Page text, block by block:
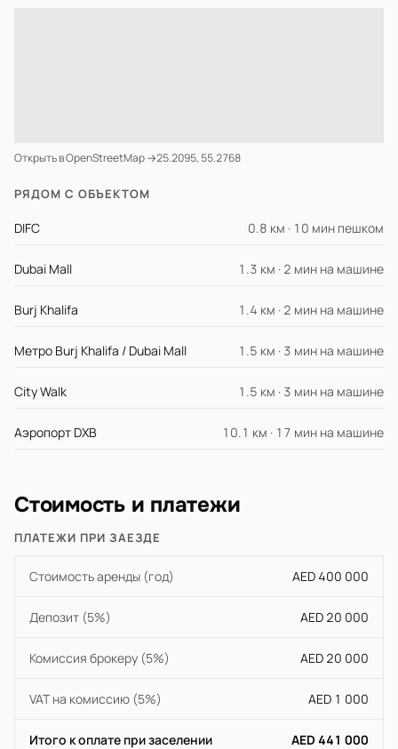
Открыть в OpenStreetMap →25.2095, 55.2768
РЯДОМ С ОБЪЕКТОМ
DIFC 0.8 км · 10 мин пешком
Dubai Mall 1.3 км · 2 мин на машине
Burj Khalifa 1.4 км · 2 мин на машине
Метро Burj Khalifa / Dubai Mall 1.5 км · 3 мин на машине
City Walk 1.5 км · 3 мин на машине
Аэропорт DXB 10.1 км · 17 мин на машине
Стоимость и платежи
ПЛАТЕЖИ ПРИ ЗАЕЗДЕ
Стоимость аренды (год) AED 400 000
Депозит (5%) AED 20 000
Комиссия брокеру (5%) AED 20 000
VAT на комиссию (5%) AED 1 000
Итого к оплате при заселении AED 441 000